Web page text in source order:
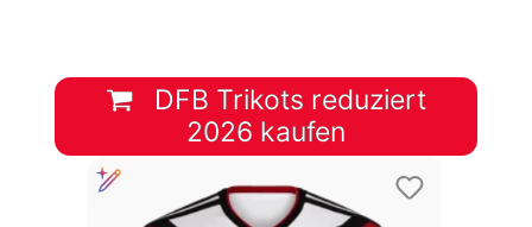
DFB Trikots reduziert
2026 kaufen